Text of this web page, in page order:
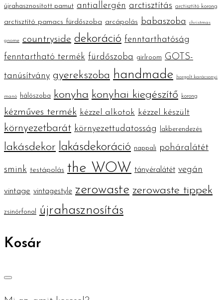
újrahasznosított pamut antiallergén arctisztítás arctisztító korong
arctisztító pamacs fürdőszoba arcápolás babaszoba christmas
gnome countryside dekoráció fenntarthatóság
fenntartható termék fürdőszoba girlroom
GOTS-
tanúsítvány gyerekszoba handmade horgolt karácsonyi
manó hálószoba konyha konyhai kiegészítő korong
kézműves termék kézzel alkotok kézzel készült
környezetbarát környezettudatosság lakberendezés
lakásdekor lakásdekoráció nappali poháralátét
smink testápolás the WOW tányéralátét vegán
vintage vintagestyle zerowaste zerowaste tippek
zsinórfonal újrahasznosítás
Kosár